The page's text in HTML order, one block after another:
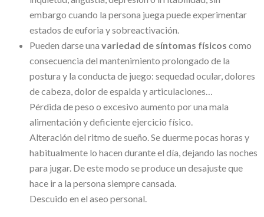
embargo cuando la persona juega puede experimentar
estados de euforia y sobreactivación.
Pueden darse una variedad de síntomas físicos como
consecuencia del mantenimiento prolongado de la
postura y la conducta de juego: sequedad ocular, dolores
de cabeza, dolor de espalda y articulaciones…
Pérdida de peso o excesivo aumento por una mala
alimentación y deficiente ejercicio físico.
Alteración del ritmo de sueño. Se duerme pocas horas y
habitualmente lo hacen durante el día, dejando las noches
para jugar. De este modo se produce un desajuste que
hace ir a la persona siempre cansada.
Descuido en el aseo personal.